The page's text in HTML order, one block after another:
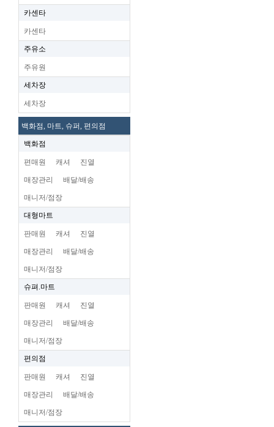
카센타
카센타
주유소
주유원
세차장
세차장
백화점, 마트, 슈퍼, 편의점
백화점
편매원 캐셔 진열
매장관리 배달/배송
매니저/점장
대형마트
판매원 캐셔 진열
매장관리 배달/배송
매니저/점장
슈펴.마트
판매원 캐셔 진열
매장관리 배달/배송
매니저/점장
편의점
판매원 캐셔 진열
매장관리 배달/배송
매니저/점장